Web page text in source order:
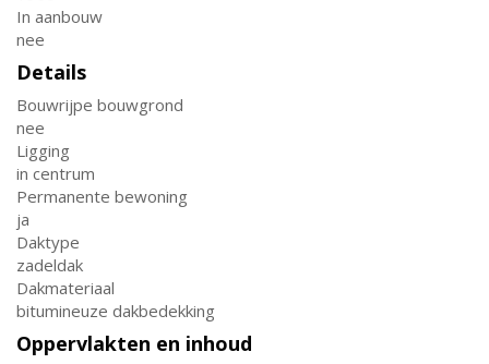
In aanbouw
nee
Details
Bouwrijpe bouwgrond
nee
Ligging
in centrum
Permanente bewoning
ja
Daktype
zadeldak
Dakmateriaal
bitumineuze dakbedekking
Oppervlakten en inhoud